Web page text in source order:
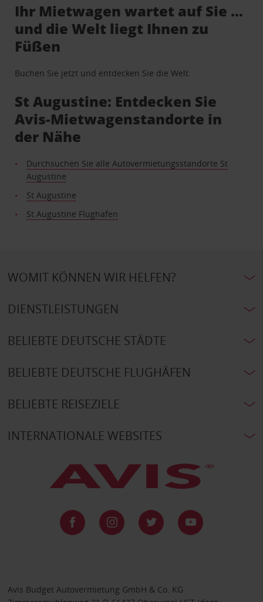
Ihr Mietwagen wartet auf Sie …
und die Welt liegt Ihnen zu
Füßen
Buchen Sie jetzt und entdecken Sie die Welt.
St Augustine: Entdecken Sie
Avis-Mietwagenstandorte in
der Nähe
Durchsuchen Sie alle Autovermietungsstandorte St
Augustine
St Augustine
St Augustine Flughafen
WOMIT KÖNNEN WIR HELFEN?
DIENSTLEISTUNGEN
BELIEBTE DEUTSCHE STÄDTE
BELIEBTE DEUTSCHE FLUGHÄFEN
BELIEBTE REISEZIELE
INTERNATIONALE WEBSITES
Avis Budget Autovermietung GmbH & Co. KG